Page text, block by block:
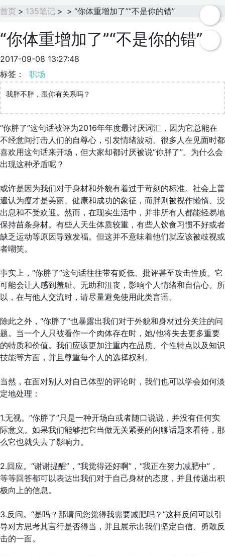
首页 > 135笔记 > > “你体重增加了”“不是你的错”
“你体重增加了”“不是你的错”
2017-09-08 13:27:48
标签： 职场
我胖不胖，跟你有关系吗？
“你胖了”这句话被评为2016年年度最讨厌词汇，因为它总能在
不经意间打击人们的自尊心，引发情绪波动。很多人在见面时都
喜欢用这句话来开场，但大家却都讨厌被说“你胖了”。为什么会
出现这种矛盾呢？
或许是因为我们对于身材和外貌有着过于苛刻的标准。社会上普
遍认为瘦才是美丽、健康和成功的象征，而胖则被视作懒惰、没
出息和不受欢迎。然而，在现实生活中，并非所有人都能轻易地
保持苗条身材。有些人天生体质较重，有些人饮食习惯不好或者
缺乏运动等原因导致发福。但这并不意味着他们就应该被歧视或
者嘲笑。
事实上，“你胖了”这句话往往带有贬低、批评甚至攻击性质。它
可能会让人感到羞耻、无助和沮丧，影响个人情绪和自信心。所
以，在与他人交流时，请尽量避免使用此类言语。
除此之外，“你胖了”也暴露出我们对于外貌和身材过分关注的问
题。当一个人只被看作一个肉体存在时，她/他将失去更多重要
的特质和价值。我们应该更加注重内在品质、个性特点以及知识
技能等方面，并且尊重每个人的选择权利。
当然，在面对别人对自己体型的评论时，我们也可以学会如何淡
定地处理：
1.无视。“你胖了”只是一种开场白或者随口说说，并没有任何实
际意义。如果我们能够把它当做无关紧要的闲聊话题来看待，那
么它也就失去了影响力。
2.回应。“谢谢提醒”，“我觉得还好啊”，“我正在努力减肥中”，
等等回答都可以表达出我们对于自己身材的态度，并且传递出积
极向上的信息。
3.反问。“是吗？那请问您觉得我需要减肥吗？”这样反问可以引
导对方思考其言行是否得当，并且展示出我们坚定自信、勇敢反
击的一面。